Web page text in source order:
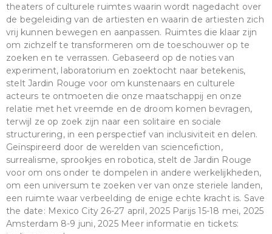
theaters of culturele ruimtes waarin wordt nagedacht over
de begeleiding van de artiesten en waarin de artiesten zich
vrij kunnen bewegen en aanpassen. Ruimtes die klaar zijn
om zichzelf te transformeren om de toeschouwer op te
zoeken en te verrassen. Gebaseerd op de noties van
experiment, laboratorium en zoektocht naar betekenis,
stelt Jardin Rouge voor om kunstenaars en culturele
acteurs te ontmoeten die onze maatschappij en onze
relatie met het vreemde en de droom komen bevragen,
terwijl ze op zoek zijn naar een solitaire en sociale
structurering, in een perspectief van inclusiviteit en delen.
Geïnspireerd door de werelden van sciencefiction,
surrealisme, sprookjes en robotica, stelt de Jardin Rouge
voor om ons onder te dompelen in andere werkelijkheden,
om een universum te zoeken ver van onze steriele landen,
een ruimte waar verbeelding de enige echte kracht is. Save
the date: Mexico City 26-27 april, 2025 Parijs 15-18 mei, 2025
Amsterdam 8-9 juni, 2025 Meer informatie en tickets: